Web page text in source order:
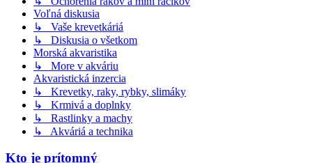
Voľná diskusia
↳ Vaše krevetkáriá
↳ Diskusia o všetkom
Morská akvaristika
↳ More v akváriu
Akvaristická inzercia
↳ Krevetky, raky, rybky, slimáky
↳ Krmivá a doplnky
↳ Rastlinky a machy
↳ Akváriá a technika
Kto je prítomný